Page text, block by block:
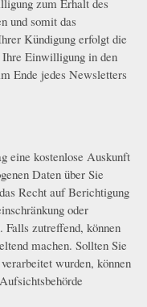
und somit das
Kündigung erfolgt die
Ihre Einwilligung in den
Ende jedes Newsletters
eine kostenlose Auskunft
Daten über Sie
Recht auf Berichtigung
oder
Falls zutreffend, können
machen. Sollten Sie
wurden, können